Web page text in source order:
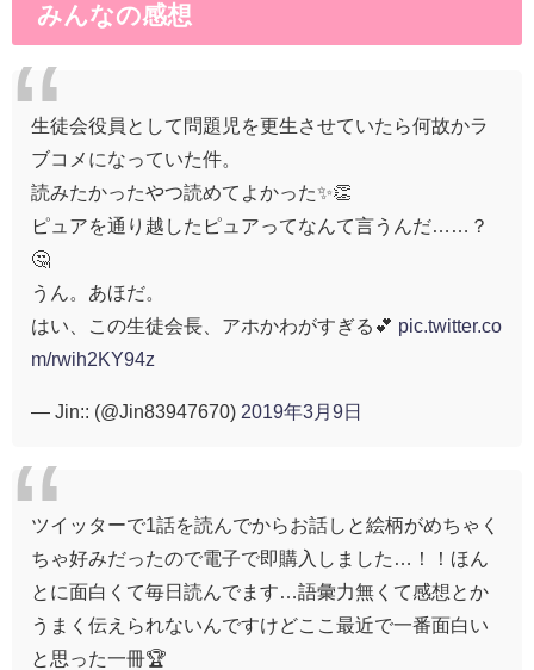
みんなの感想
生徒会役員として問題児を更生させていたら何故かラ
ブコメになっていた件。
読みたかったやつ読めてよかった✨👏
ピュアを通り越したピュアってなんて言うんだ……？
🤔
うん。あほだ。
はい、この生徒会長、アホかわがすぎる💕 pic.twitter.co
m/rwih2KY94z
— Jin:: (@Jin83947670) 2019年3月9日
ツイッターで1話を読んでからお話しと絵柄がめちゃく
ちゃ好みだったので電子で即購入しました…！！ほん
とに面白くて毎日読んでます…語彙力無くて感想とか
うまく伝えられないんですけどここ最近で一番面白い
と思った一冊🏆